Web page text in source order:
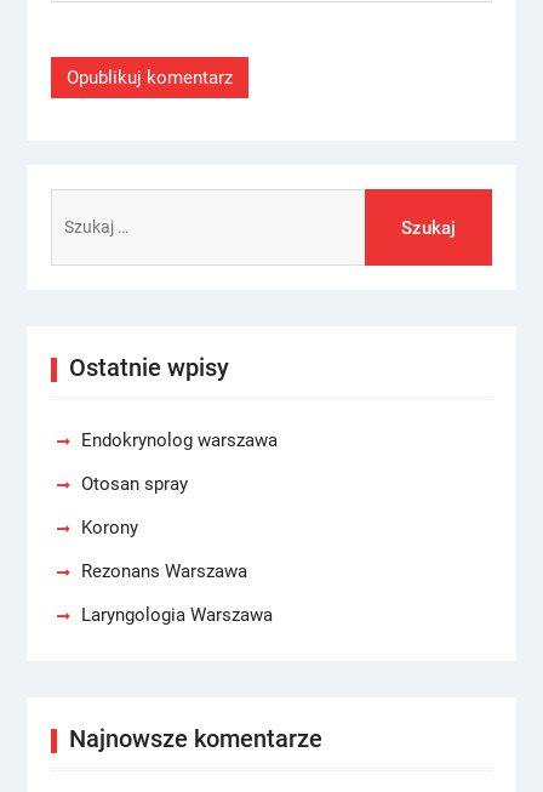
Ostatnie wpisy
Endokrynolog warszawa
Otosan spray
Korony
Rezonans Warszawa
Laryngologia Warszawa
Najnowsze komentarze